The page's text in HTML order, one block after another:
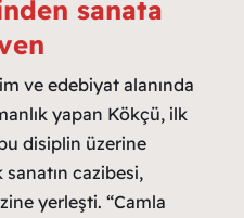
sanata
ve edebiyat alanında
yapan Kökçü, ilk
disiplin üzerine
cazibesi,
yerleşti. “Camla